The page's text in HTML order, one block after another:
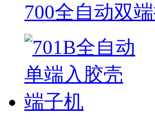
700全自动双